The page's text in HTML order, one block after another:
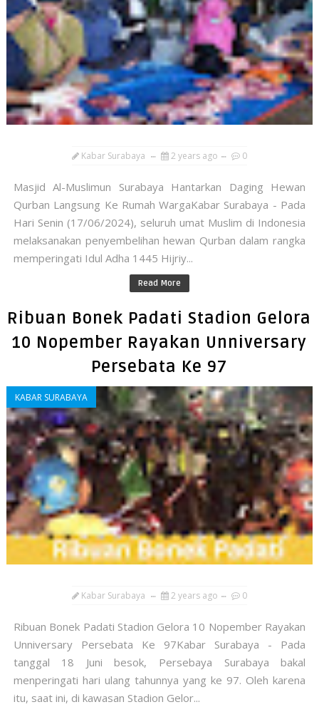
Kabar Surabaya 2 years ago 0
Masjid Al-Muslimun Surabaya Hantarkan Daging Hewan
Qurban Langsung Ke Rumah WargaKabar Surabaya - Pada
Hari Senin (17/06/2024), seluruh umat Muslim di Indonesia
melaksanakan penyembelihan hewan Qurban dalam rangka
memperingati Idul Adha 1445 Hijriy...
Read More
Ribuan Bonek Padati Stadion Gelora
10 Nopember Rayakan Unniversary
Persebata Ke 97
KABAR SURABAYA
Kabar Surabaya 2 years ago 0
Ribuan Bonek Padati Stadion Gelora 10 Nopember Rayakan
Unniversary Persebata Ke 97Kabar Surabaya - Pada
tanggal 18 Juni besok, Persebaya Surabaya bakal
menperingati hari ulang tahunnya yang ke 97. Oleh karena
itu, saat ini, di kawasan Stadion Gelor...